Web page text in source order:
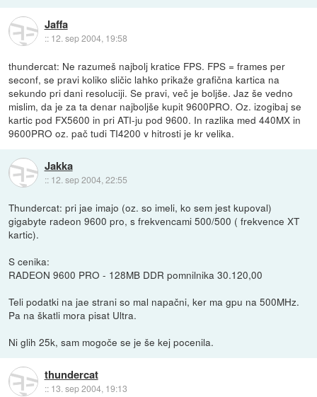
Jaffa
:: 12. sep 2004, 19:58
thundercat: Ne razumeš najbolj kratice FPS. FPS = frames per
seconf, se pravi koliko sličic lahko prikaže grafična kartica na
sekundo pri dani resoluciji. Se pravi, več je boljše. Jaz še vedno
mislim, da je za ta denar najboljše kupit 9600PRO. Oz. izogibaj se
kartic pod FX5600 in pri ATI-ju pod 9600. In razlika med 440MX in
9600PRO oz. pač tudi TI4200 v hitrosti je kr velika.
Jakka
:: 12. sep 2004, 22:55
Thundercat: pri jae imajo (oz. so imeli, ko sem jest kupoval)
gigabyte radeon 9600 pro, s frekvencami 500/500 ( frekvence XT
kartic).
S cenika:
RADEON 9600 PRO - 128MB DDR pomnilnika 30.120,00
Teli podatki na jae strani so mal napačni, ker ma gpu na 500MHz.
Pa na škatli mora pisat Ultra.
Ni glih 25k, sam mogoče se je še kej pocenila.
thundercat
:: 13. sep 2004, 19:13